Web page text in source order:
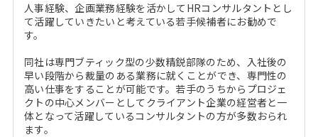
人事経験、企画業務経験を活かしてHRコンサルタントとし
て活躍していきたいと考えている若手候補者にお勧めで
す。
同社は専門ブティック型の少数精鋭部隊のため、入社後の
早い段階から裁量のある業務に就くことができ、専門性の
高い仕事をすることが可能です。若手のうちからプロジェ
クトの中心メンバーとしてクライアント企業の経営者と一
体となって活躍しているコンサルタントの方が多数おられ
ます。